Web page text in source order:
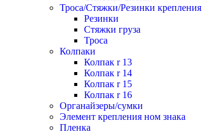
Троса/Стяжки/Резинки крепления
Резинки
Стяжки груза
Троса
Колпаки
Колпак r 13
Колпак r 14
Колпак r 15
Колпак r 16
Органайзеры/сумки
Элемент крепления ном знака
Пленка